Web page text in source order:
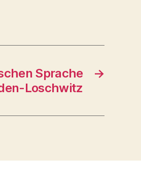
→
Sprache
Loschwitz